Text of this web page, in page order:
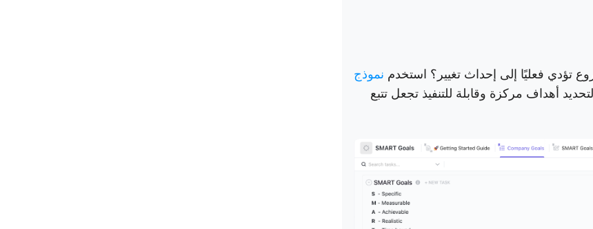
تؤدي فعليًا إلى إحداث تغيير؟ استخدم نموذج
لتحديد أهداف مركزة وقابلة للتنفيذ تجعل تتبع